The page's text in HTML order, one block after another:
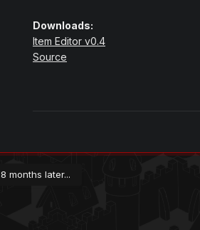
Downloads:
Item Editor v0.4
Source
8 months later...